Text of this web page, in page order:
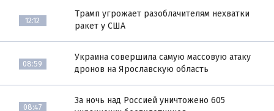
12:12
Трамп угрожает разоблачителям нехватки
ракет у США
08:59
Украина совершила самую массовую атаку
дронов на Ярославскую область
08:47
За ночь над Россией уничтожено 605